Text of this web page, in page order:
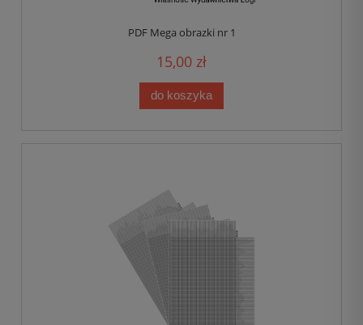
PDF Mega obrazki nr 1
15,00 zł
do koszyka